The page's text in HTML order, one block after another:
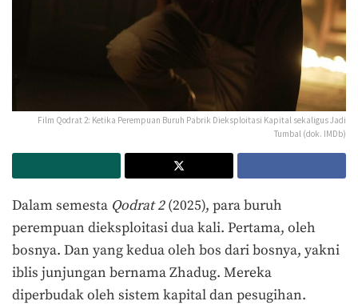
Film Qodrat 2: Ketika Perempuan Buruh Pabrik Dieksploitasi Kapital sekaligus Jadi
Tumbal (dok. IMDb)
Dalam semesta Qodrat 2(2025), para buruh
perempuan dieksploitasi dua kali. Pertama, oleh
bosnya. Dan yang kedua oleh bos dari bosnya, yakni
iblis junjungan bernama Zhadug. Mereka
diperbudak oleh sistem kapital dan pesugihan.